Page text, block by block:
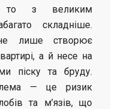
то з великим
складніше.
лише створює
а й несе на
піску та бруду.
— це ризик
та м’язів, що